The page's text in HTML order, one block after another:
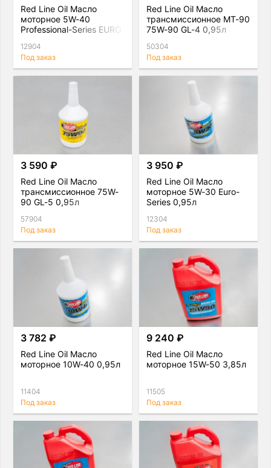
Red Line Oil Масло
моторное 5W-40
Professional-Series EURO
12904
Под заказ
Red Line Oil Масло
трансмиссионное МТ-90
75W-90 GL-4 0,95л
50304
Под заказ
3 590 ₽
Red Line Oil Масло
трансмиссионное 75W-
90 GL-5 0,95л
57904
Под заказ
3 950 ₽
Red Line Oil Масло
моторное 5W-30 Euro-
Series 0,95л
12304
Под заказ
3 782 ₽
Red Line Oil Масло
моторное 10W-40 0,95л
11404
Под заказ
9 240 ₽
Red Line Oil Масло
моторное 15W-50 3,85л
11505
Под заказ